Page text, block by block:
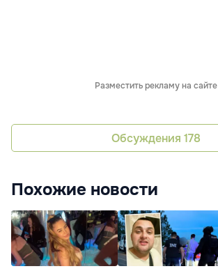
Разместить рекламу на сайте
Обсуждения 178
Похожие новости